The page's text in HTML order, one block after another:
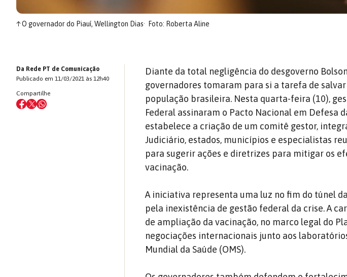
↑O governador do Piauí, Wellington Dias Foto: Roberta Aline
Da Rede PT de Comunicação
Publicado em 11/03/2021 às 12h40
Compartilhe
Diante da total negligência do desgoverno
governadores tomaram para si a tarefa de
população brasileira. Nesta quarta-feira (10),
Federal assinaram o Pacto Nacional em Defesa
estabelece a criação de um comitê gestor,
Judiciário, estados, municípios e especialistas
para sugerir ações e diretrizes para mitigar os
vacinação.
A iniciativa representa uma luz no fim do túnel
pela inexistência de gestão federal da crise. A
de ampliação da vacinação, no marco legal do
negociações internacionais junto aos
Mundial da Saúde (OMS).